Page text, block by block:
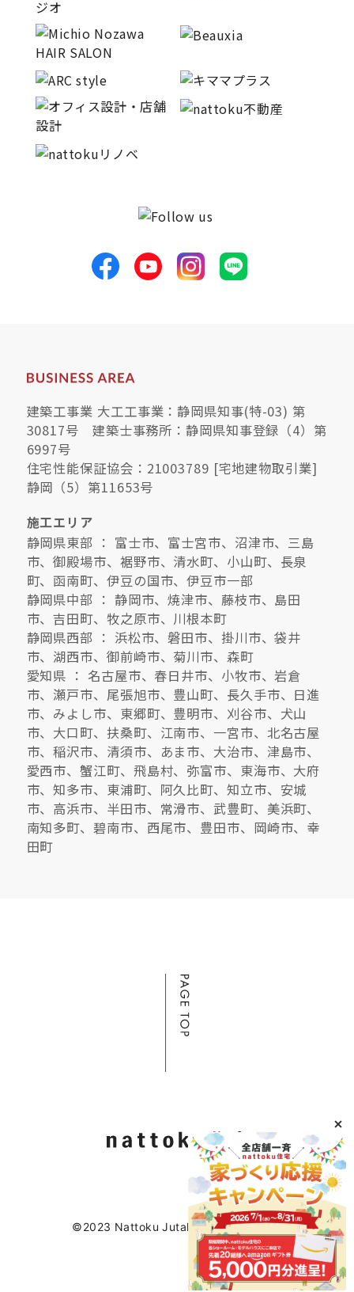
建築工事業 大工工事業：静岡県知事(特-03) 第
30817号 建築士事務所：静岡県知事登録（4）第
6997号
住宅性能保証協会：21003789 [宅地建物取引業]
静岡（5）第11653号
施工エリア
静岡県東部 ： 富士市、富士宮市、沼津市、三島
市、御殿場市、裾野市、清水町、小山町、長泉
町、函南町、伊豆の国市、伊豆市一部
静岡県中部 ： 静岡市、焼津市、藤枝市、島田
市、吉田町、牧之原市、川根本町
静岡県西部 ： 浜松市、磐田市、掛川市、袋井
市、湖西市、御前崎市、菊川市、森町
愛知県 ： 名古屋市、春日井市、小牧市、岩倉
市、瀬戸市、尾張旭市、豊山町、長久手市、日進
市、みよし市、東郷町、豊明市、刈谷市、犬山
市、大口町、扶桑町、江南市、一宮市、北名古屋
市、稲沢市、清須市、あま市、大治市、津島市、
愛西市、蟹江町、飛島村、弥富市、東海市、大府
市、知多市、東浦町、阿久比町、知立市、安城
市、高浜市、半田市、常滑市、武豊町、美浜町、
南知多町、碧南市、西尾市、豊田市、岡崎市、幸
田町
©2023 Nattoku Jutaku Kobo Co., Ltd.